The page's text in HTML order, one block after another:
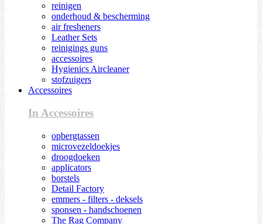
reinigen
onderhoud & bescherming
air fresheners
Leather Sets
reinigings guns
accessoires
Hygienics Aircleaner
stofzuigers
Accessoires
In Accessoires
opbergtassen
microvezeldoekjes
droogdoeken
applicators
borstels
Detail Factory
emmers - filters - deksels
sponsen - handschoenen
The Rag Company